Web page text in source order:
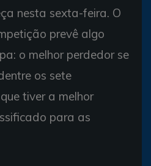
nesta sexta-feira. O
prevê algo
o melhor perdedor se
os sete
tiver a melhor
para as